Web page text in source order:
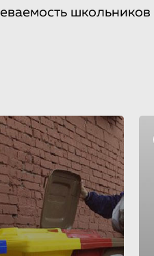
школьников